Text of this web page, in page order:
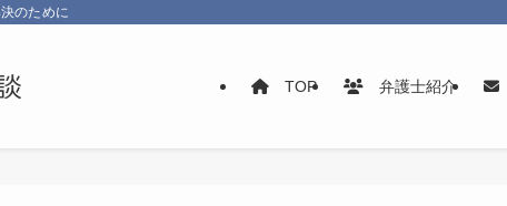
のために
TOP 弁護士紹介